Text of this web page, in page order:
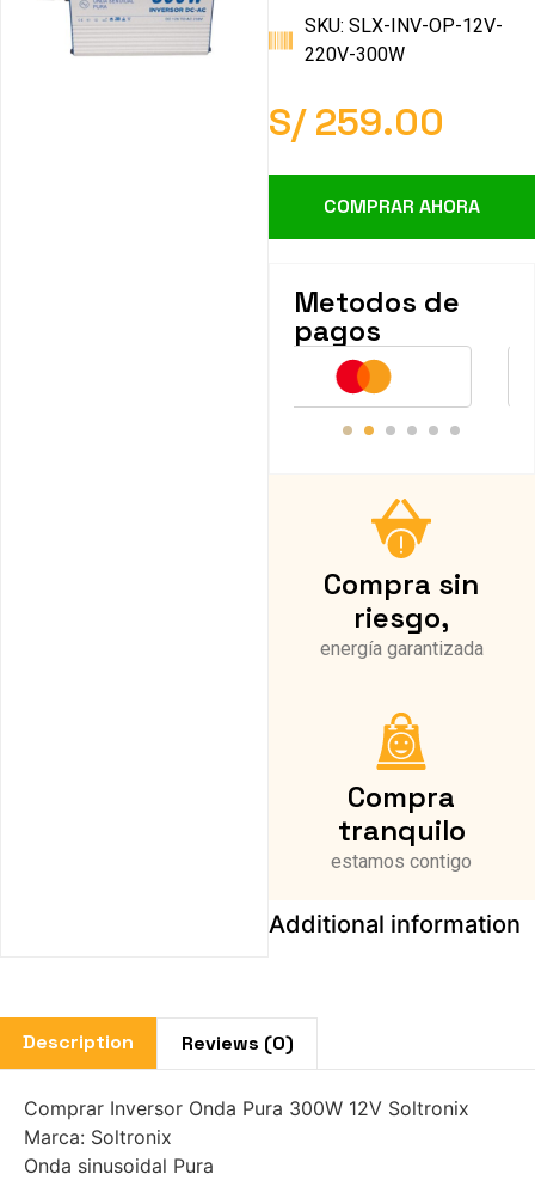
SKU: SLX-INV-OP-12V-
220V-300W
S/259.00
COMPRAR AHORA
Metodos de
pagos
Compra sin
riesgo,
energía garantizada
Compra
tranquilo
estamos contigo
Additional information
Description Reviews (0)
Comprar Inversor Onda Pura 300W 12V Soltronix
Marca: Soltronix
Onda sinusoidal Pura